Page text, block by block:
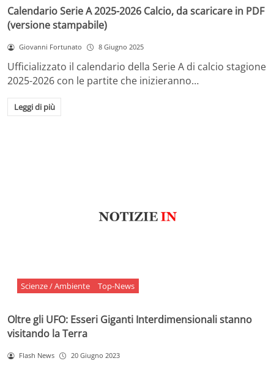
Calendario Serie A 2025-2026 Calcio, da scaricare in PDF
(versione stampabile)
Giovanni Fortunato 8 Giugno 2025
Ufficializzato il calendario della Serie A di calcio stagione
2025-2026 con le partite che inizieranno…
Leggi di più
Scienze / Ambiente Top-News
Oltre gli UFO: Esseri Giganti Interdimensionali stanno
visitando la Terra
Flash News 20 Giugno 2023